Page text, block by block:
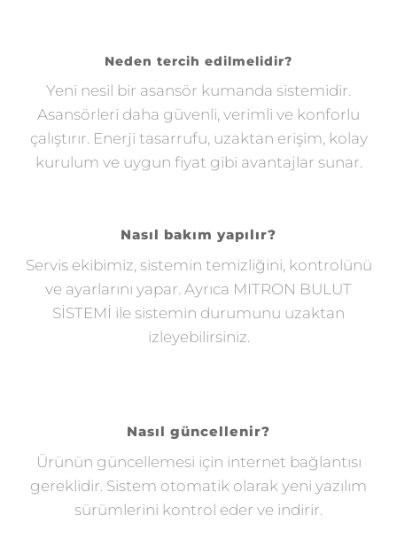
Neden tercih edilmelidir?
Yeni nesil bir asansör kumanda sistemidir.
Asansörleri daha güvenli, verimli ve konforlu
çalıştırır. Enerji tasarrufu, uzaktan erişim, kolay
kurulum ve uygun fiyat gibi avantajlar sunar.
Nasıl bakım yapılır?
Servis ekibimiz, sistemin temizliğini, kontrolünü
ve ayarlarını yapar. Ayrıca MITRON BULUT
SİSTEMİ ile sistemin durumunu uzaktan
izleyebilirsiniz.
Nasıl güncellenir?
Ürünün güncellemesi için internet bağlantısı
gereklidir. Sistem otomatik olarak yeni yazılım
sürümlerini kontrol eder ve indirir.